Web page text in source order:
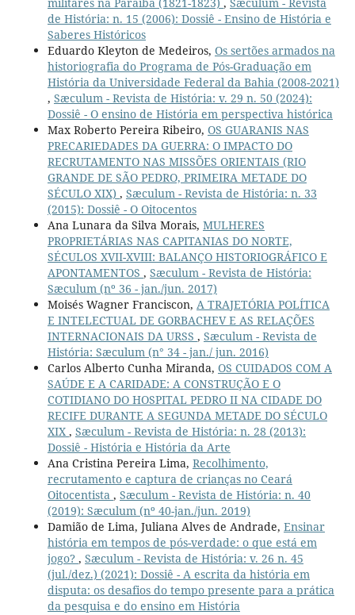
de História: n. 15 (2006): Dossiê - Ensino de História e
Saberes Históricos
Eduardo Kleyton de Medeiros, Os sertões armados na
historiografia do Programa de Pós-Graduação em
História da Universidade Federal da Bahia (2008-2021)
, Sæculum - Revista de História: v. 29 n. 50 (2024):
Dossiê - O ensino de História em perspectiva histórica
Max Roberto Pereira Ribeiro, OS GUARANIS NAS
PRECARIEDADES DA GUERRA: O IMPACTO DO
RECRUTAMENTO NAS MISSÕES ORIENTAIS (RIO
GRANDE DE SÃO PEDRO, PRIMEIRA METADE DO
SÉCULO XIX) , Sæculum - Revista de História: n. 33
(2015): Dossiê - O Oitocentos
Ana Lunara da Silva Morais, MULHERES
PROPRIETÁRIAS NAS CAPITANIAS DO NORTE,
SÉCULOS XVII-XVIII: BALANÇO HISTORIOGRÁFICO E
APONTAMENTOS , Sæculum - Revista de História:
Sæculum (nº 36 - jan./jun. 2017)
Moisés Wagner Franciscon, A TRAJETÓRIA POLÍTICA
E INTELECTUAL DE GORBACHEV E AS RELAÇÕES
INTERNACIONAIS DA URSS , Sæculum - Revista de
História: Sæculum (n° 34 - jan./ jun. 2016)
Carlos Alberto Cunha Miranda, OS CUIDADOS COM A
SAÚDE E A CARIDADE: A CONSTRUÇÃO E O
COTIDIANO DO HOSPITAL PEDRO II NA CIDADE DO
RECIFE DURANTE A SEGUNDA METADE DO SÉCULO
XIX , Sæculum - Revista de História: n. 28 (2013):
Dossiê - História e História da Arte
Ana Cristina Pereira Lima, Recolhimento,
recrutamento e captura de crianças no Ceará
Oitocentista , Sæculum - Revista de História: n. 40
(2019): Sæculum (nº 40-jan./jun. 2019)
Damião de Lima, Juliana Alves de Andrade, Ensinar
história em tempos de pós-verdade: o que está em
jogo? , Sæculum - Revista de História: v. 26 n. 45
(jul./dez.) (2021): Dossiê - A escrita da história em
disputa: os desafios do tempo presente para a prática
da pesquisa e do ensino em História